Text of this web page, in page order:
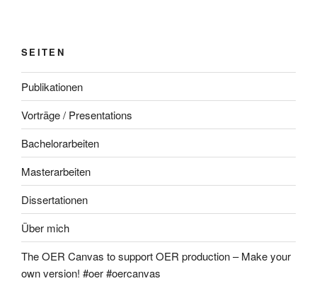
SEITEN
Publikationen
Vorträge / Presentations
Bachelorarbeiten
Masterarbeiten
Dissertationen
Über mich
The OER Canvas to support OER production – Make your
own version! #oer #oercanvas